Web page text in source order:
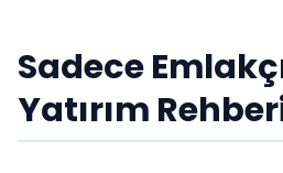
Sadece
Yatırım